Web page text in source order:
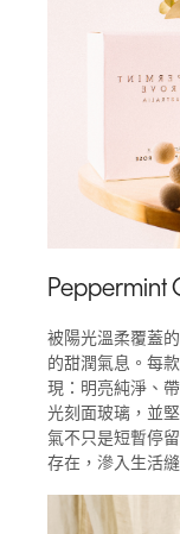
Peppermint
被陽光溫柔覆蓋
的甜潤氣息。每
現：明亮純淨、
光刻面玻璃，並
氣不只是短暫停
存在，滲入生活